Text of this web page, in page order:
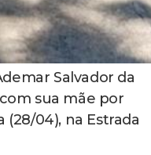
Salvador da
sua mãe por
04), na Estrada